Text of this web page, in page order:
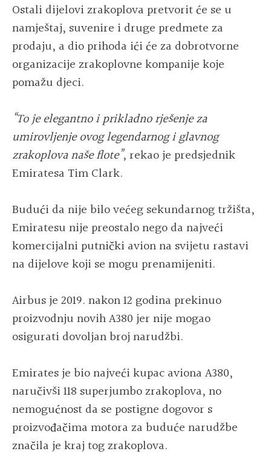
Ostali dijelovi zrakoplova pretvorit će se u
namještaj, suvenire i druge predmete za
prodaju, a dio prihoda ići će za dobrotvorne
organizacije zrakoplovne kompanije koje
pomažu djeci.
“To je elegantno i prikladno rješenje za
umirovljenje ovog legendarnog i glavnog
zrakoplova naše flote”, rekao je predsjednik
Emiratesa Tim Clark.
Budući da nije bilo većeg sekundarnog tržišta,
Emiratesu nije preostalo nego da najveći
komercijalni putnički avion na svijetu rastavi
na dijelove koji se mogu prenamijeniti.
Airbus je 2019. nakon 12 godina prekinuo
proizvodnju novih A380 jer nije mogao
osigurati dovoljan broj narudžbi.
Emirates je bio najveći kupac aviona A380,
naručivši 118 superjumbo zrakoplova, no
nemogućnost da se postigne dogovor s
proizvođačima motora za buduće narudžbe
značila je kraj tog zrakoplova.